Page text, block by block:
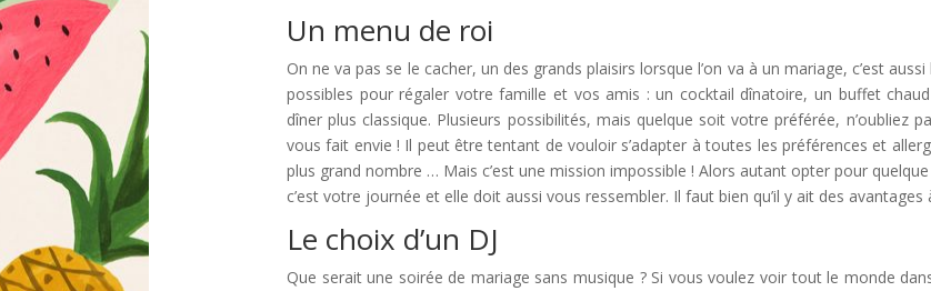
Un menu de roi
On ne va pas se le cacher, un des grands plaisirs lorsque l’on va à un mariage, c’est
possibles pour régaler votre famille et vos amis : un cocktail dînatoire, un buffet
dîner plus classique. Plusieurs possibilités, mais quelque soit votre préférée, n’oubliez
vous fait envie ! Il peut être tentant de vouloir s’adapter à toutes les préférences et
plus grand nombre … Mais c’est une mission impossible ! Alors autant opter pour
c’est votre journée et elle doit aussi vous ressembler. Il faut bien qu’il y ait des
Le choix d’un DJ
Que serait une soirée de mariage sans musique ? Si vous voulez voir tout le monde